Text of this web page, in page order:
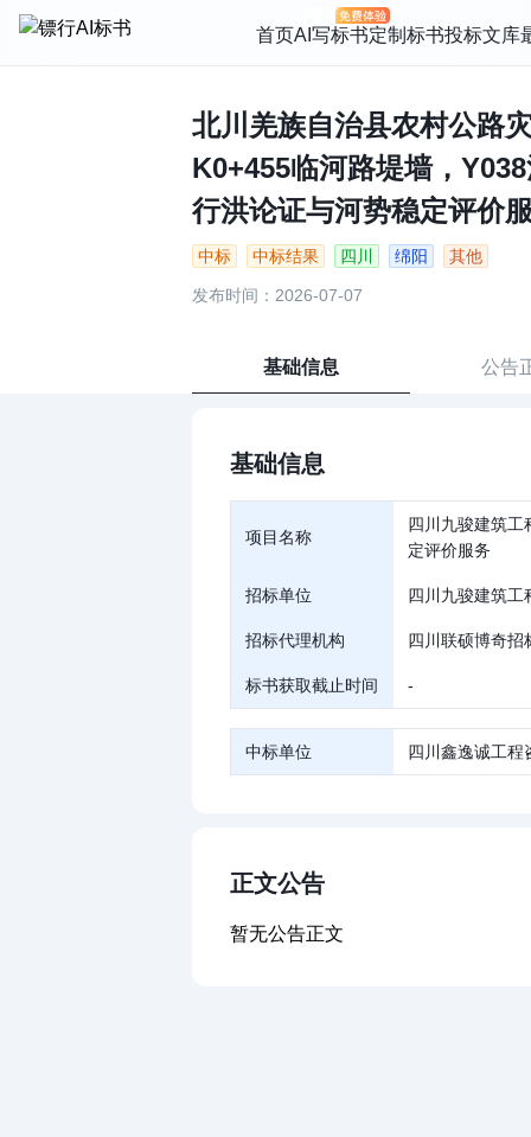
首页AI写标书定制标书投标文库
北川羌族自治县农村公路
K0+455临河路堤墙，
行洪论证与河势稳定评价
中标 中标结果 四川 绵阳 其他
发布时间：2026-07-07
基础信息 公告
基础信息
项目名称
四川九骏建筑工
定评价服务
招标单位 四川九骏建筑工
招标代理机构 四川联硕博奇招
标书获取截止时间 -
中标单位 四川鑫逸诚工程
正文公告
暂无公告正文